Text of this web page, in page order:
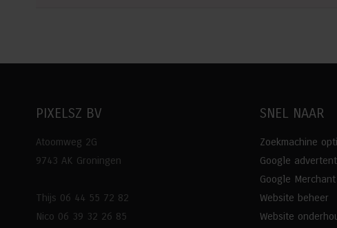
PIXELSZ BV
Atoomweg 2G
9743 AK Groningen
Thijs 06 44 55 72 82
Nico 06 39 32 26 85
SNEL NAAR
Zoekmachine
Google
Google
Website beheer
Website